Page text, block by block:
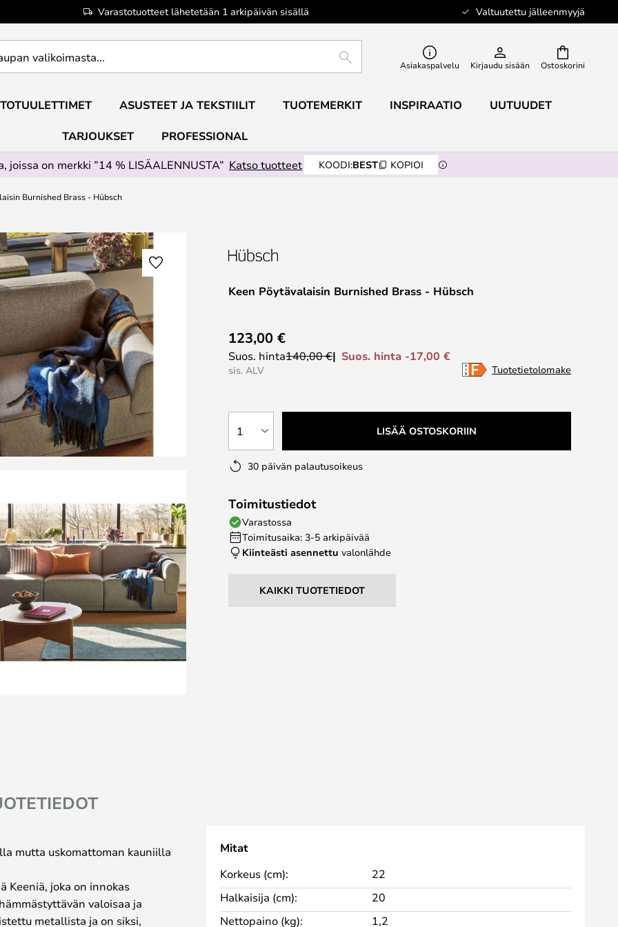
Varastotuotteet lähetetään 1 arkipäivän sisällä Valtuutettu jälleenmyyjä
Ostoskorini
ETSI Asiakaspalvelu Kirjaudu sisään
ASUSTEET JA TEKSTIILIT TUOTEMERKIT INSPIRAATIO UUTUUDET
TARJOUKSET
PROFESSIONAL
joissa on merkki ”14 % LISÄALENNUSTA” Katso tuotteet KOODI:BEST KOPIOI
Burnished Brass - Hübsch
Keen Pöytävalaisin Burnished Brass - Hübsch
123,00 €
Suos. hinta140,00 € Suos. hinta -17,00 €
sis. ALV Tuotetietolomake
1 LISÄÄ OSTOSKORIIN
30 päivän palautusoikeus
Toimitustiedot
Varastossa
Toimitusaika: 3-5 arkipäivää
Kiinteästi asennettu valonlähde
KAIKKI TUOTETIEDOT
mutta uskomattoman kauniilla
Keeniä, joka on innokas
valoisaa ja
metallista ja on siksi,
Mitat
Korkeus (cm):
22
Halkaisija (cm):
20
Nettopaino (kg):
1,2